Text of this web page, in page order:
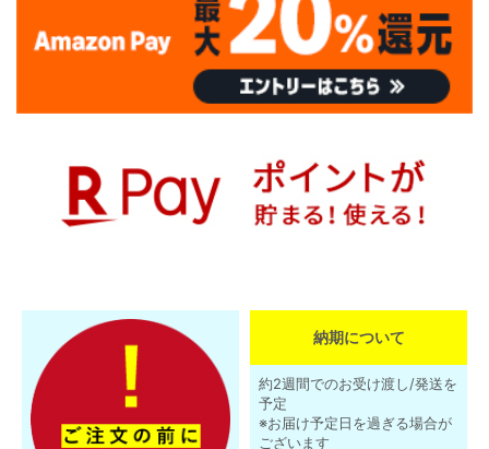
納期について
約2週間でのお受け渡し/発送を
予定
※お届け予定日を過ぎる場合が
ございます